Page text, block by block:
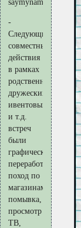
saymyname5
-
Следующие
совместные
действия
в рамках
родственных,
дружеских,
ивентовых
и т.д.
встреч
были
графически
переработаны:
поход по
магазинам,
помывка,
просмотр
ТВ,